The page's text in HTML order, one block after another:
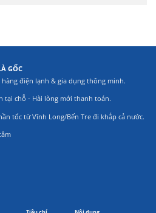
GỐC
điện lạnh & gia dụng thông minh.
chỗ - Hài lòng mới thanh toán.
tốc từ Vĩnh Long/Bến Tre đi khắp cả nước.